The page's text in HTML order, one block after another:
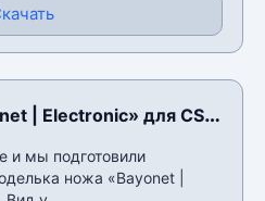
| Electronic» для CSS
и мы подготовили
ножа «Bayonet |